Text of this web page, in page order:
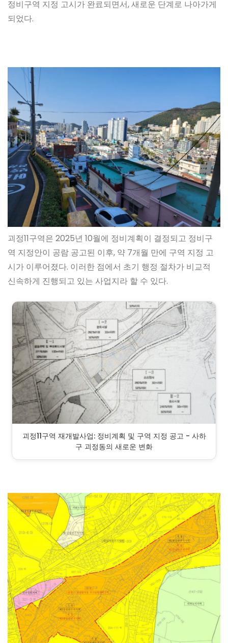
정비구역 지정 고시가 완료되면서, 새로운 단계로 나아가게
되었다.
괴정11구역은 2025년 10월에 정비계획이 결정되고 정비구
역 지정안이 공람 공고된 이후, 약 7개월 만에 구역 지정 고
시가 이루어졌다. 이러한 점에서 초기 행정 절차가 비교적
신속하게 진행되고 있는 사업지라 할 수 있다.
괴정11구역 재개발사업: 정비계획 및 구역 지정 공고 - 사하
구 괴정동의 새로운 변화